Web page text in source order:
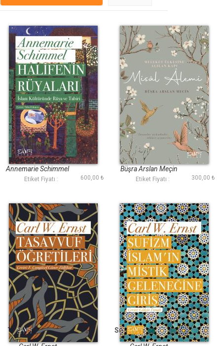
Halifenin Rüyaları
Annemarie Schimmel
Etiket Fiyatı : 600,00 ₺
Misal Alemi
Büşra Arslan Meçin
Etiket Fiyatı : 300,00 ₺
Tasavvuf Öğretileri
Sufizm İslamın Mistik
Geleneğine Giriş